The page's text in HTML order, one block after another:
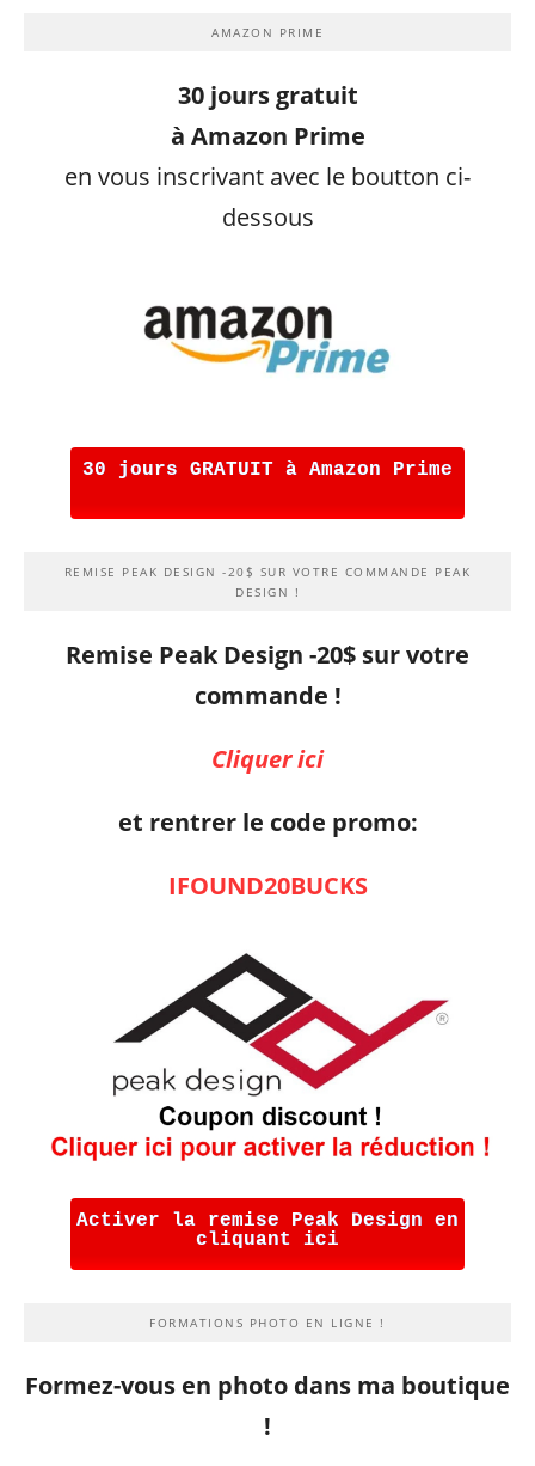
AMAZON PRIME
30 jours gratuit
à Amazon Prime
en vous inscrivant avec le boutton ci-
dessous
30 jours GRATUIT à Amazon Prime
REMISE PEAK DESIGN -20$ SUR VOTRE COMMANDE PEAK
DESIGN !
Remise Peak Design -20$ sur votre
commande !
Cliquer ici
et rentrer le code promo:
IFOUND20BUCKS
Activer la remise Peak Design en
cliquant ici
FORMATIONS PHOTO EN LIGNE !
Formez-vous en photo dans ma boutique
!